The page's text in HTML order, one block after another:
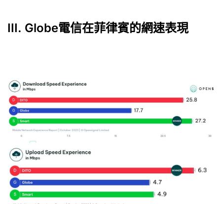
III. Globe電信在菲律賓的網速表現